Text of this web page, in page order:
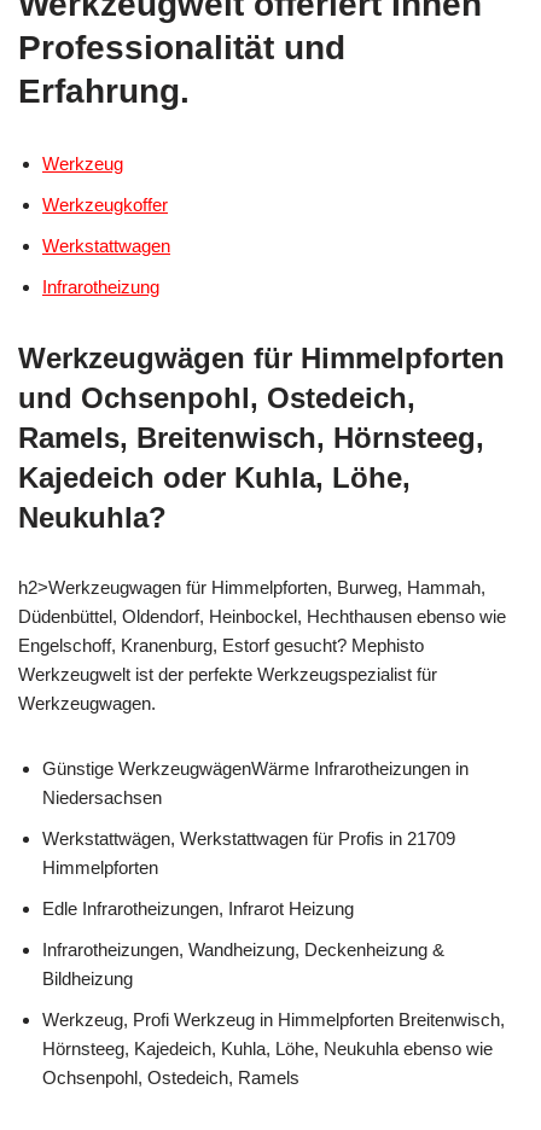
Professionalität und
Erfahrung.
Werkzeug
Werkzeugkoffer
Werkstattwagen
Infrarotheizung
Werkzeugwägen für Himmelpforten
und Ochsenpohl, Ostedeich,
Ramels, Breitenwisch, Hörnsteeg,
Kajedeich oder Kuhla, Löhe,
Neukuhla?
h2>Werkzeugwagen für Himmelpforten, Burweg, Hammah,
Düdenbüttel, Oldendorf, Heinbockel, Hechthausen ebenso wie
Engelschoff, Kranenburg, Estorf gesucht? Mephisto
Werkzeugwelt ist der perfekte Werkzeugspezialist für
Werkzeugwagen.
Günstige WerkzeugwägenWärme Infrarotheizungen in
Niedersachsen
Werkstattwägen, Werkstattwagen für Profis in 21709
Himmelpforten
Edle Infrarotheizungen, Infrarot Heizung
Infrarotheizungen, Wandheizung, Deckenheizung &
Bildheizung
Werkzeug, Profi Werkzeug in Himmelpforten Breitenwisch,
Hörnsteeg, Kajedeich, Kuhla, Löhe, Neukuhla ebenso wie
Ochsenpohl, Ostedeich, Ramels